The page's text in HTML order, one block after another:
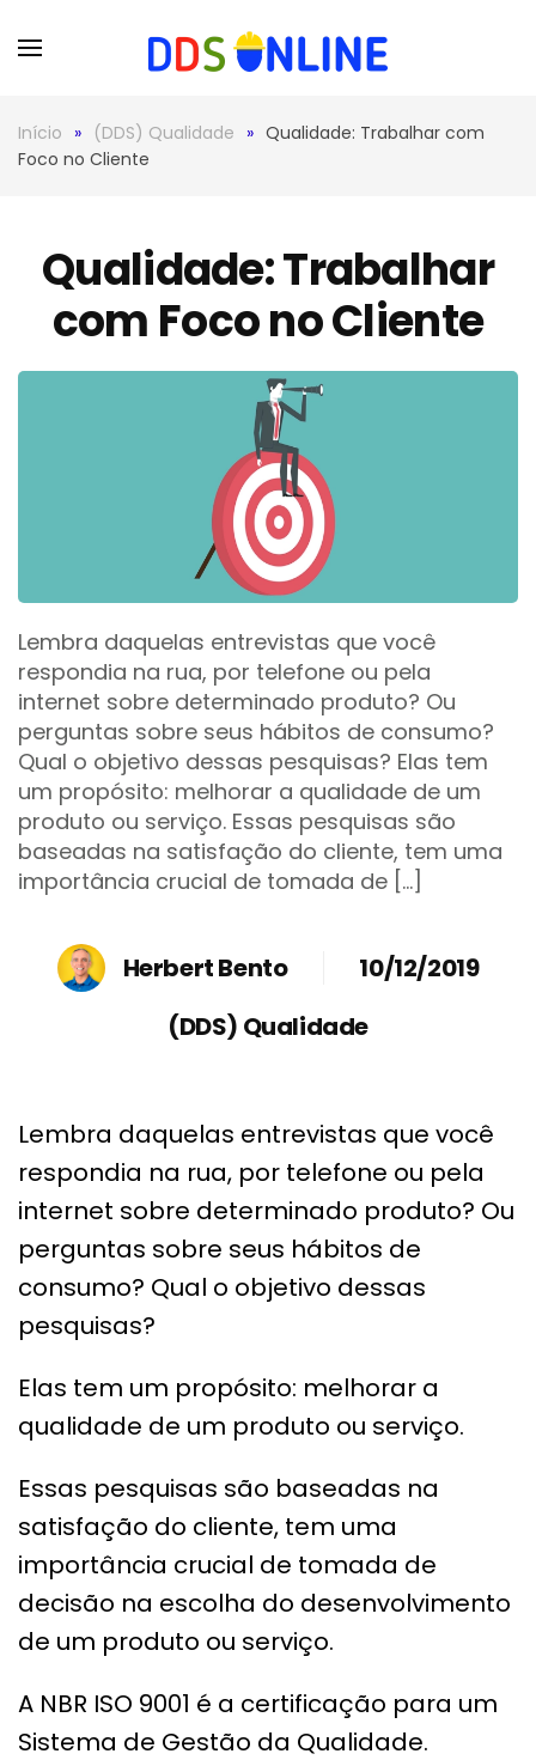
Skip to main content
Início (DDS) Qualidade
Qualidade: Trabalhar com
Foco no Cliente
Qualidade: Trabalhar
com Foco no Cliente
Lembra daquelas entrevistas que você
respondia na rua, por telefone ou pela
internet sobre determinado produto? Ou
perguntas sobre seus hábitos de consumo?
Qual o objetivo dessas pesquisas? Elas tem
um propósito: melhorar a qualidade de um
produto ou serviço. Essas pesquisas são
baseadas na satisfação do cliente, tem uma
importância crucial de tomada de […]
Herbert Bento
10/12/2019
(DDS) Qualidade
Lembra daquelas entrevistas que você
respondia na rua, por telefone ou pela
internet sobre determinado produto? Ou
perguntas sobre seus hábitos de
consumo? Qual o objetivo dessas
pesquisas?
Elas tem um propósito: melhorar a
qualidade de um produto ou serviço.
Essas pesquisas são baseadas na
satisfação do cliente, tem uma
importância crucial de tomada de
decisão na escolha do desenvolvimento
de um produto ou serviço.
A NBR ISO 9001 é a certificação para um
Sistema de Gestão da Qualidade.